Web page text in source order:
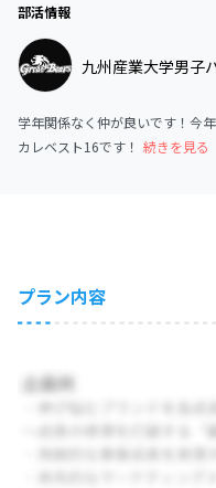
部活情報
九州産業大学男子
学年関係なく仲が良いです！今
カレベスト16です！ 続きを見る
プラン内容